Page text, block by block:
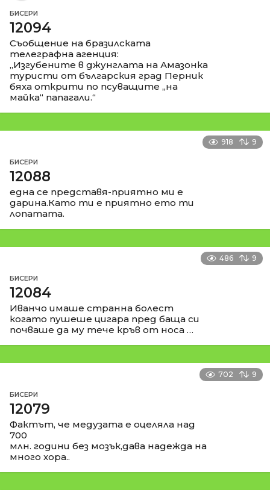
БИСЕРИ
12094
Съобщение на бразилската
телеграфна агенция:
„Изгубените в джунглата на Амазонка
туристи от българския град Перник
бяха открити по псуващите „на
майка“ папагали.“
918 9
БИСЕРИ
12088
една се представя-приятно ми е
дарина.Като ти е приятно ето ти
лопатата.
486 9
БИСЕРИ
12084
Иванчо имаше странна болест
когато пушеше цигара пред баща си
почваше да му тече кръв от носа …
702 9
БИСЕРИ
12079
Фактът, че медузата е оцеляла над
700
млн. години без мозък,дава надежда на
много хора..